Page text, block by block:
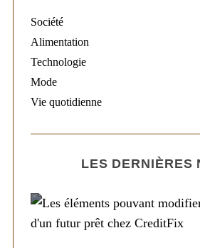
Société
Alimentation
Technologie
Mode
Vie quotidienne
LES DERNIÈRES